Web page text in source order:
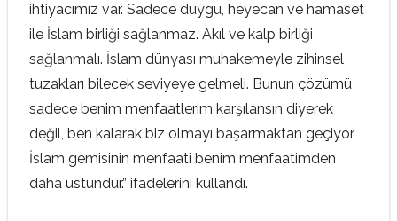
ihtiyacımız var. Sadece duygu, heyecan ve hamaset
ile İslam birliği sağlanmaz. Akıl ve kalp birliği
sağlanmalı. İslam dünyası muhakemeyle zihinsel
tuzakları bilecek seviyeye gelmeli. Bunun çözümü
sadece benim menfaatlerim karşılansın diyerek
değil, ben kalarak biz olmayı başarmaktan geçiyor.
İslam gemisinin menfaati benim menfaatimden
daha üstündür.” ifadelerini kullandı.